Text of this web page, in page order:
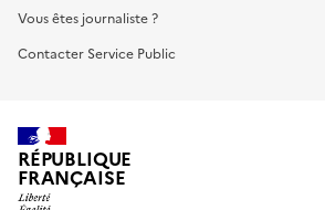
Vous êtes journaliste ?
Contacter Service Public
RÉPUBLIQUE
FRANÇAISE